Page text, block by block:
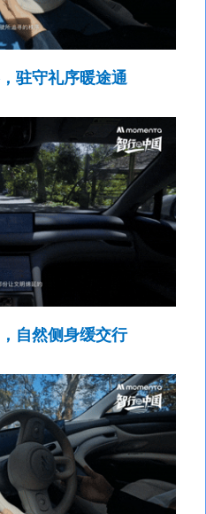
驻守礼序暖途通
自然侧身缓交行